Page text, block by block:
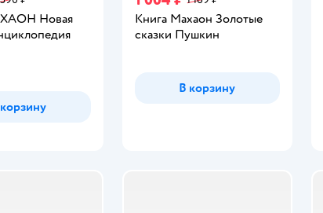
Новая
Книга Махаон Золотые
сказки Пушкин
В корзину